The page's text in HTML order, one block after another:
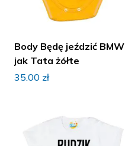
Body Będę jeździć BMW
jak Tata żółte
35.00 zł